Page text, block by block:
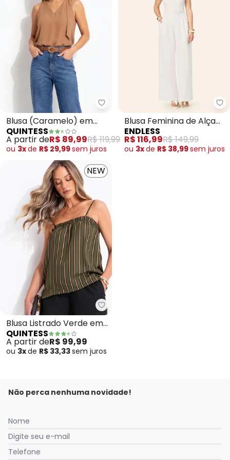
Quintess - Blusa (Caramelo)
Blusa (Caramelo) em
Tecido Alfaiataria
QUINTESS
A partir deR$ 89,99R$ 119,99
ou 3xde R$ 29,99sem juros
Blusa Feminina de Alça
com Rebites Ribana
(Bege)
ENDLESS
R$ 116,99R$ 149,99
ou 3xde R$ 38,99sem juros
NEW
Quintess - Blusa Listrado
Blusa Listrado Verde em
Crepe Plano
QUINTESS
A partir deR$ 99,99
ou 3xde R$ 33,33sem juros
Não perca nenhuma novidade!
Nome
Digite seu e-mail
Telefone